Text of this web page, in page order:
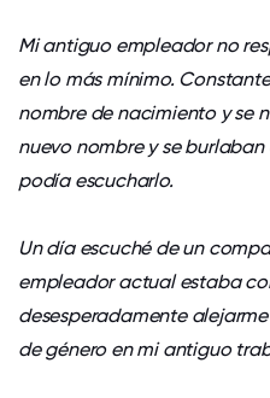
Mi antiguo empleador no
en lo más mínimo.
nombre de nacimiento y se
nuevo nombre y se
podía escucharlo.
Un día escuché de un
empleador actual estaba
desesperadamente
de género en mi antiguo